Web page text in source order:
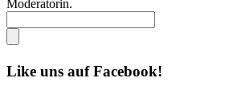
Moderatorin.
Like uns auf Facebook!